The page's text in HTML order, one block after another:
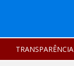
TRANSPARÊNCIA